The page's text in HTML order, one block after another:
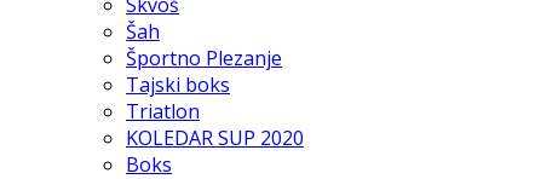
Šah
Športno Plezanje
Tajski boks
Triatlon
KOLEDAR SUP 2020
Boks